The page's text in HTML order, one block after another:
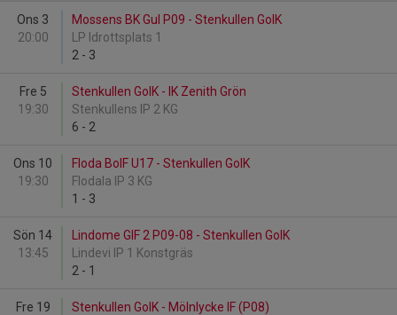
Ons 3
20:00
Mossens BK Gul P09 - Stenkullen GoIK
LP Idrottsplats 1
2 - 3
Fre 5
19:30
Stenkullen GoIK - IK Zenith Grön
Stenkullens IP 2 KG
6 - 2
Ons 10
19:30
Floda BoIF U17 - Stenkullen GoIK
Flodala IP 3 KG
1 - 3
Sön 14
13:45
Lindome GIF 2 P09-08 - Stenkullen GoIK
Lindevi IP 1 Konstgräs
2 - 1
Fre 19
Stenkullen GoIK - Mölnlycke IF (P08)